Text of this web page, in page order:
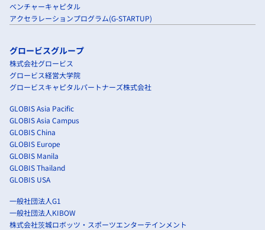
ベンチャーキャピタル
アクセラレーションプログラム(G-STARTUP)
グロービスグループ
株式会社グロービス
グロービス経営大学院
グロービスキャピタルパートナーズ株式会社
GLOBIS Asia Pacific
GLOBIS Asia Campus
GLOBIS China
GLOBIS Europe
GLOBIS Manila
GLOBIS Thailand
GLOBIS USA
一般社団法人G1
一般社団法人KIBOW
株式会社茨城ロボッツ・スポーツエンターテインメント